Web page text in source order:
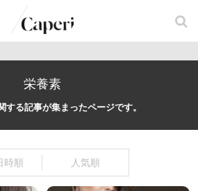
栄養素
する記事が集まったページです。
時順 人気順